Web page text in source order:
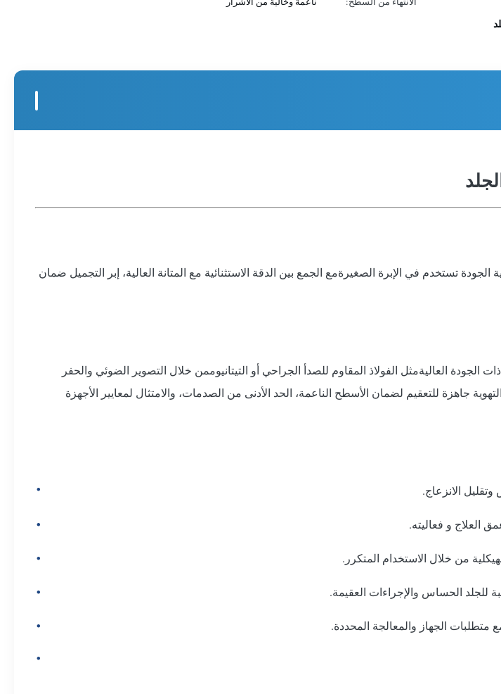
تستخدم في الإبرة الصغيرةمع الجمع بين الدقة الاستثنائية مع المتانة العالية، إبر التجميل ضمان
الجودة العاليةمثل الفولاذ المقاوم للصدأ الجراحي أو التيتانيوممن خلال التصوير الضوئي والحفر
جاهزة للتعقيم لضمان الأسطح الناعمة، الحد الأدنى من الصدمات، والامتثال لمعايير الأجهزة
الانزعاج.
العلاج و فعاليته.
من خلال الاستخدام المتكرر.
للجلد الحساس والإجراءات العقيمة.
الجهاز والمعالجة المحددة.